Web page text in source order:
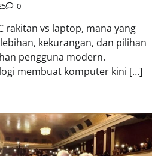
0
rakitan vs laptop, mana yang
kekurangan, dan pilihan
pengguna modern.
membuat komputer kini […]